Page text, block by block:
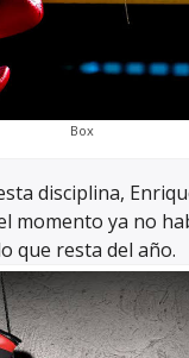
Box
disciplina,
momento ya no
que resta del año.